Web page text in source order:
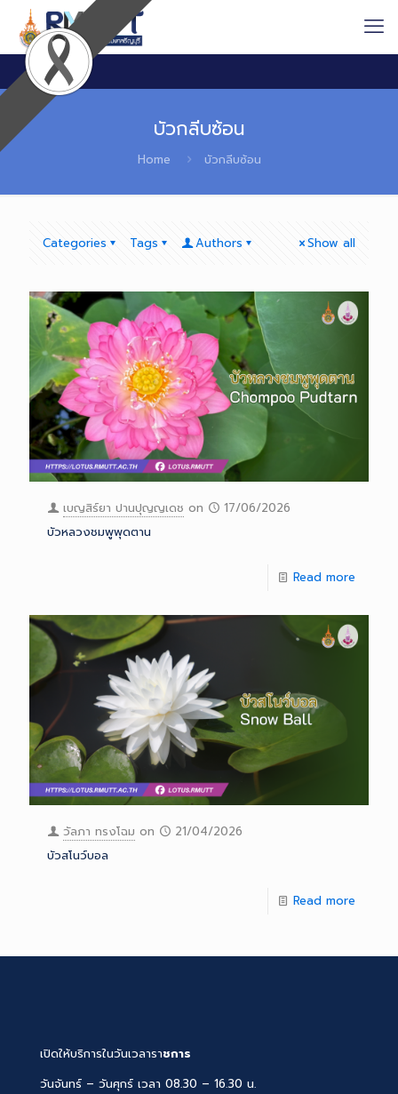
บัวกลีบซ้อน
Home บัวกลีบซ้อน
Categories Tags Authors Show all
เบญสิร์ยา ปานปุญญเดช on
17/06/2026
บัวหลวงชมพูพุดตาน
Read more
วัลภา ทรงโฉม on
21/04/2026
บัวสโนว์บอล
Read more
เปิดให้บริการในวันเวลาราชการ
วันจันทร์ – วันศุกร์ เวลา 08.30 – 16.30 น.